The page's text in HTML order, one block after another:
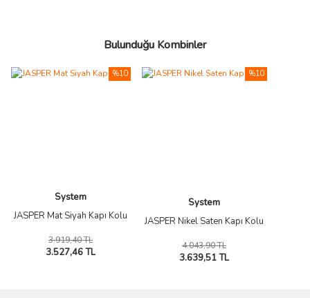
Bulunduğu Kombinler
System
JASPER Mat Siyah Kapı Kolu
3.919,40 TL
3.527,46 TL
%10
System
JASPER Nikel Saten Kapı Kolu
4.043,90 TL
3.639,51 TL
%10